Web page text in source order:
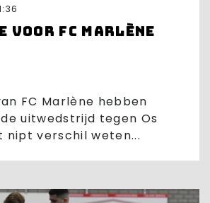
voor FC Marlène
FC Marlène hebben
uitwedstrijd tegen Os
nipt verschil weten...